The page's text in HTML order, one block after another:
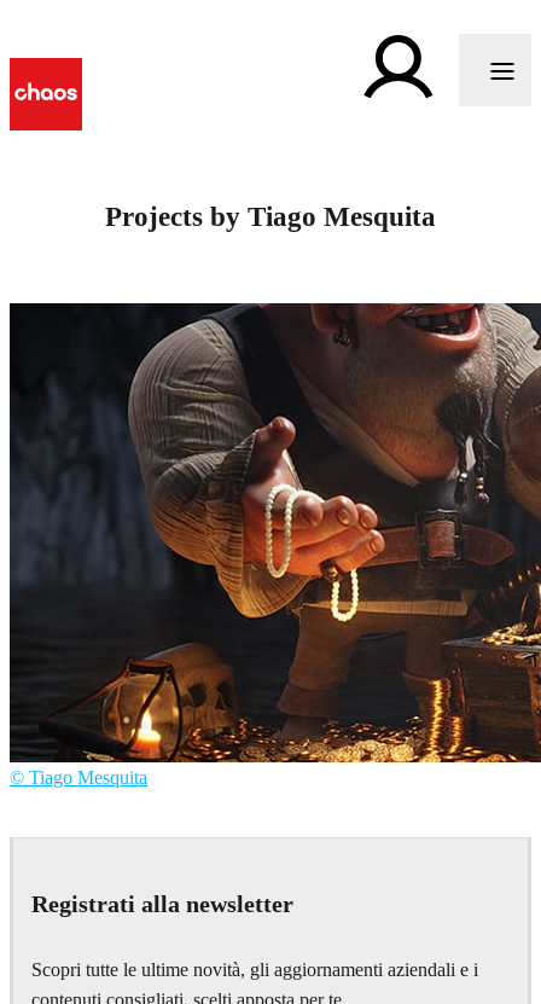
Projects by Tiago Mesquita
© Tiago Mesquita
Registrati alla newsletter
Scopri tutte le ultime novità, gli aggiornamenti aziendali e i